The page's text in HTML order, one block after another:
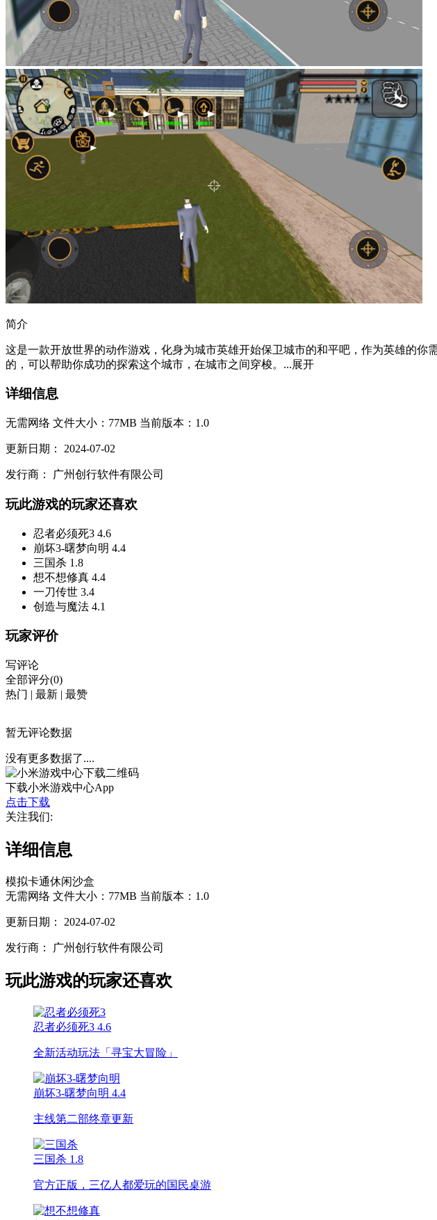
简介
这是一款开放世界的动作游戏，化身为城市英雄开始保卫城市的和平吧，作为英雄的
的，可以帮助你成功的探索这个城市，在城市之间穿梭。...展开
详细信息
无需网络 文件大小：77MB 当前版本：1.0
更新日期： 2024-07-02
发行商： 广州创行软件有限公司
玩此游戏的玩家还喜欢
忍者必须死3 4.6
崩坏3-曙梦向明 4.4
三国杀 1.8
想不想修真 4.4
一刀传世 3.4
创造与魔法 4.1
玩家评价
写评论
全部评分(0)
热门 | 最新 | 最赞
暂无评论数据
没有更多数据了....
下载小米游戏中心App
点击下载
关注我们:
详细信息
模拟卡通休闲沙盒
无需网络 文件大小：77MB 当前版本：1.0
更新日期： 2024-07-02
发行商： 广州创行软件有限公司
玩此游戏的玩家还喜欢
忍者必须死3 4.6
全新活动玩法「寻宝大冒险」
崩坏3-曙梦向明 4.4
主线第二部终章更新
三国杀 1.8
官方正版，三亿人都爱玩的国民桌游